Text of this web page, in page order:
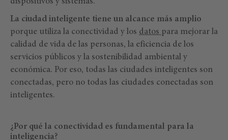
La ciudad inteligente tiene un alcance más amplio
porque utiliza la conectividad y los datos para mejorar la
calidad de vida de las personas, la eficiencia de los
servicios públicos y la sostenibilidad ambiental y
económica. Por eso, todas las ciudades inteligentes son
conectadas, pero no todas las ciudades conectadas son
inteligentes.
¿Por qué la conectividad es fundamental para la
inteligencia?